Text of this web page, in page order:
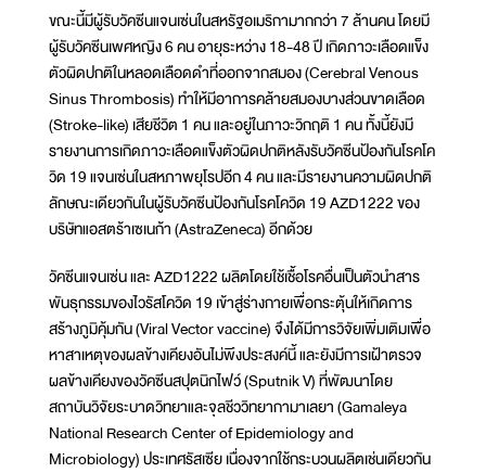
ขณะนี้มีผู้รับวัคซีนแจนเซ่นในสหรัฐอเมริกามากกว่า 7 ล้านคน โดยมี
ผู้รับวัคซีนเพศหญิง 6 คน อายุระหว่าง 18-48 ปี เกิดภาวะเลือดแข็ง
ตัวผิดปกติในหลอดเลือดดำที่ออกจากสมอง (Cerebral Venous
Sinus Thrombosis) ทำให้มีอาการคล้ายสมองบางส่วนขาดเลือด
(Stroke-like) เสียชีวิต 1 คน และอยู่ในภาวะวิกฤติ 1 คน ทั้งนี้ยังมี
รายงานการเกิดภาวะเลือดแข็งตัวผิดปกติหลังรับวัคซีนป้องกันโรคโค
วิด 19 แจนเซ่นในสหภาพยุโรปอีก 4 คน และมีรายงานความผิดปกติ
ลักษณะเดียวกันในผู้รับวัคซีนป้องกันโรคโควิด 19 AZD1222 ของ
บริษัทแอสตร้าเซเนก้า (AstraZeneca) อีกด้วย
วัคซีนแจนเซ่น และ AZD1222 ผลิตโดยใช้เชื้อโรคอื่นเป็นตัวนำสาร
พันธุกรรมของไวรัสโควิด 19 เข้าสู่ร่างกายเพื่อกระตุ้นให้เกิดการ
สร้างภูมิคุ้มกัน (Viral Vector vaccine) จึงได้มีการวิจัยเพิ่มเติมเพื่อ
หาสาเหตุของผลข้างเคียงอันไม่พึงประสงค์นี้ และยังมีการเฝ้าตรวจ
ผลข้างเคียงของวัคซีนสปุตนิกไฟว์ (Sputnik V) ที่พัฒนาโดย
สถาบันวิจัยระบาดวิทยาและจุลชีววิทยากามาเลยา (Gamaleya
National Research Center of Epidemiology and
Microbiology) ประเทศรัสเซีย เนื่องจากใช้กระบวนผลิตเช่นเดียวกัน